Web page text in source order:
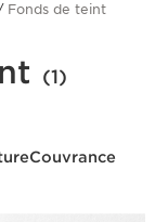
Fonds de teint
(1)
Couvrance